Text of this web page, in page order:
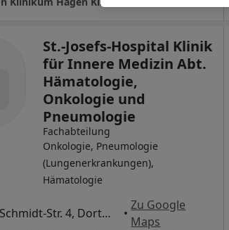
St.-Josefs-Hospital Klinik
für Innere Medizin Abt.
Hämatologie,
Onkologie und
Pneumologie
Fachabteilung
Onkologie, Pneumologie
(Lungenerkrankungen),
Hämatologie
Wilhelm-Schmidt-Str. 4, Dortmund •
Zu Google
Maps